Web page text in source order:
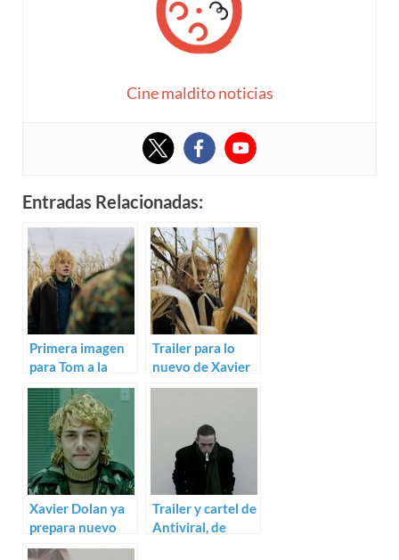
Cine maldito noticias
Entradas Relacionadas:
Primera imagen
para Tom a la
ferme de Xavier
Dolan-Tadros
Trailer para lo
nuevo de Xavier
Dolan-Tadros,
Xavier Dolan ya
prepara nuevo
trabajo, Matt &
Trailer y cartel de
Antiviral, de